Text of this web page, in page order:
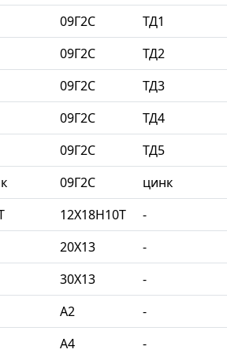
09Г2С ТД1
09Г2С ТД2
09Г2С ТД3
09Г2С ТД4
09Г2С ТД5
09Г2С цинк
12Х18Н10Т -
20Х13 -
30Х13 -
A2 -
A4 -